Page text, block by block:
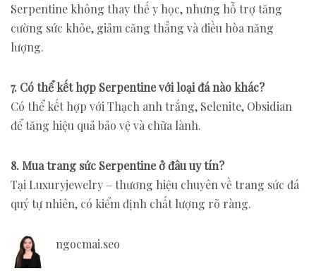
Serpentine không thay thế y học, nhưng hỗ trợ tăng
cường sức khỏe, giảm căng thẳng và điều hòa năng
lượng.
7. Có thể kết hợp Serpentine với loại đá nào khác?
Có thể kết hợp với Thạch anh trắng, Selenite, Obsidian
để tăng hiệu quả bảo vệ và chữa lành.
8. Mua trang sức Serpentine ở đâu uy tín?
Tại Luxuryjewelry – thương hiệu chuyên về trang sức đá
quý tự nhiên, có kiểm định chất lượng rõ ràng.
ngocmai.seo